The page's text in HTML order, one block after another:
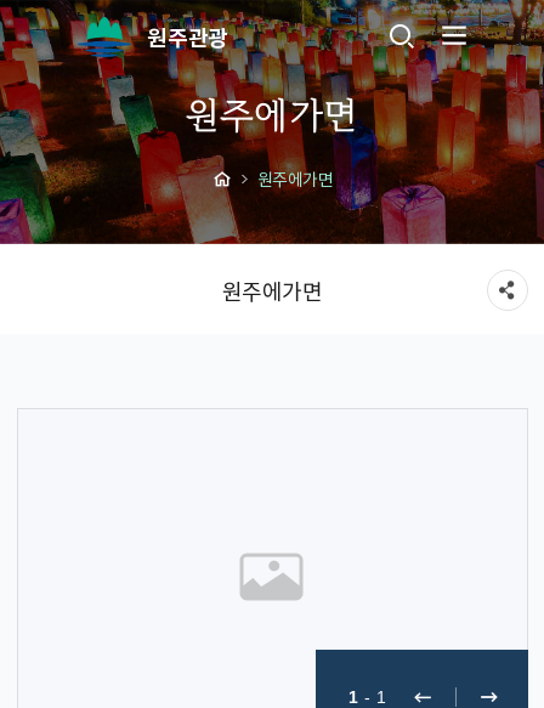
원주관광
원주에가면
원주에가면
원주에가면
1 - 1